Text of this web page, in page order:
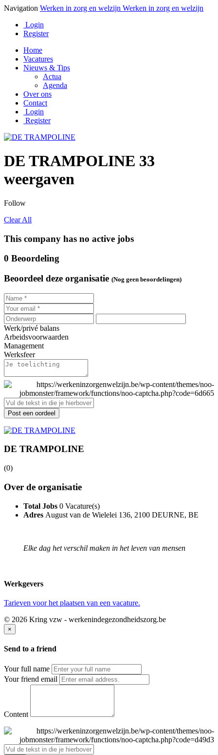
Navigation Werken in zorg en welzijn Werken in zorg en welzijn
Login
Register
Home
Vacatures
Nieuws & Tips
Actua
Agenda
Over ons
Contact
Login
Register
DE TRAMPOLINE 33
weergaven
Follow
Clear All
This company has no active jobs
0 Beoordeling
Beoordeel deze organisatie (Nog geen beoordelingen)
Werk/privé balans
Arbeidsvoorwaarden
Management
Werksfeer
Post een oordeel
DE TRAMPOLINE
(0)
Over de organisatie
Total Jobs 0 Vacature(s)
Adres August van de Wielelei 136, 2100 DEURNE, BE
Elke dag het verschil maken in het leven van mensen
Werkgevers
Tarieven voor het plaatsen van een vacature.
© 2026 Kring vzw - werkenindegezondheidszorg.be
×
Send to a friend
Your full name
Your friend email
Content